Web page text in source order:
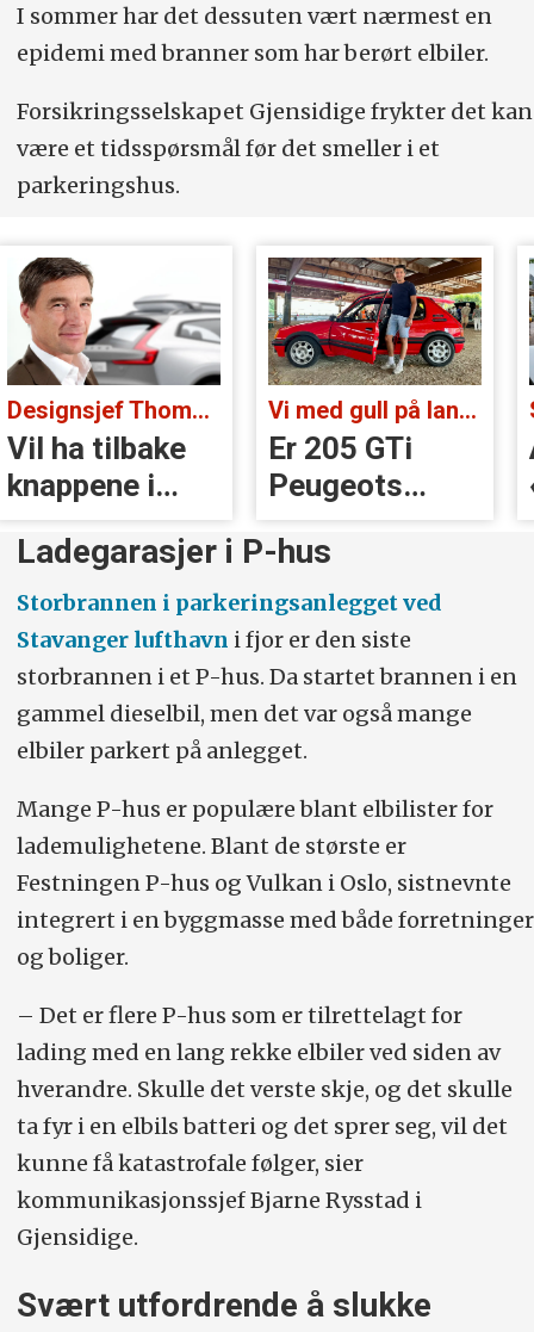
I sommer har det dessuten vært nærmest en
epidemi med branner som har berørt elbiler.
Forsikringsselskapet Gjensidige frykter det kan
være et tidsspørsmål før det smeller i et
parkeringshus.
Designsjef Thomas Ingenlath:
Vil ha tilbake
knappene i
Volvoer
Vi med gull på landsbygda:
Er 205 GTi
Peugeots
beste
øyeblikk?
Ladegarasjer i P-hus
Storbrannen i parkeringsanlegget ved
Stavanger lufthavn i fjor er den siste
storbrannen i et P-hus. Da startet brannen i en
gammel dieselbil, men det var også mange
elbiler parkert på anlegget.
Mange P-hus er populære blant elbilister for
lademulighetene. Blant de største er
Festningen P-hus og Vulkan i Oslo, sistnevnte
integrert i en byggmasse med både forretninger
og boliger.
– Det er flere P-hus som er tilrettelagt for
lading med en lang rekke elbiler ved siden av
hverandre. Skulle det verste skje, og det skulle
ta fyr i en elbils batteri og det sprer seg, vil det
kunne få katastrofale følger, sier
kommunikasjonssjef Bjarne Rysstad i
Gjensidige.
Svært utfordrende å slukke